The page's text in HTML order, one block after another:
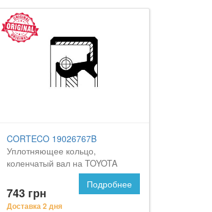
CORTECO 19026767B
Уплотняющее кольцо,
коленчатый вал на TOYOTA
743 грн
Доставка 2 дня
Подробнее